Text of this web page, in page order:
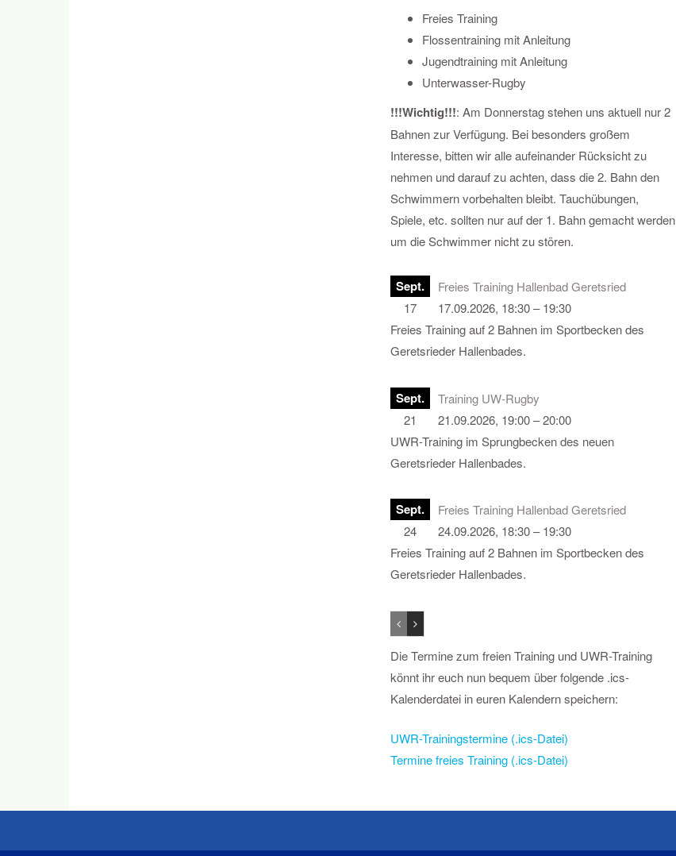
Freies Training
Flossentraining mit Anleitung
Jugendtraining mit Anleitung
Unterwasser-Rugby
!!!Wichtig!!!: Am Donnerstag stehen uns aktuell nur 2
Bahnen zur Verfügung. Bei besonders großem
Interesse, bitten wir alle aufeinander Rücksicht zu
nehmen und darauf zu achten, dass die 2. Bahn den
Schwimmern vorbehalten bleibt. Tauchübungen,
Spiele, etc. sollten nur auf der 1. Bahn gemacht werden
um die Schwimmer nicht zu stören.
Sept.
17
Freies Training Hallenbad Geretsried
17.09.2026, 18:30 – 19:30
Freies Training auf 2 Bahnen im Sportbecken des
Geretsrieder Hallenbades.
Sept.
21
Training UW-Rugby
21.09.2026, 19:00 – 20:00
UWR-Training im Sprungbecken des neuen
Geretsrieder Hallenbades.
Sept.
24
Freies Training Hallenbad Geretsried
24.09.2026, 18:30 – 19:30
Freies Training auf 2 Bahnen im Sportbecken des
Geretsrieder Hallenbades.
Die Termine zum freien Training und UWR-Training
könnt ihr euch nun bequem über folgende .ics-
Kalenderdatei in euren Kalendern speichern:
UWR-Trainingstermine (.ics-Datei)
Termine freies Training (.ics-Datei)